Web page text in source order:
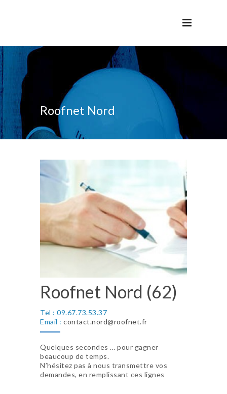
Roofnet Nord
Roofnet Nord (62)
Tel : 09.67.73.53.37
Email : contact.nord@roofnet.fr
Quelques secondes … pour gagner
beaucoup de temps.
N’hésitez pas à nous transmettre vos
demandes, en remplissant ces lignes